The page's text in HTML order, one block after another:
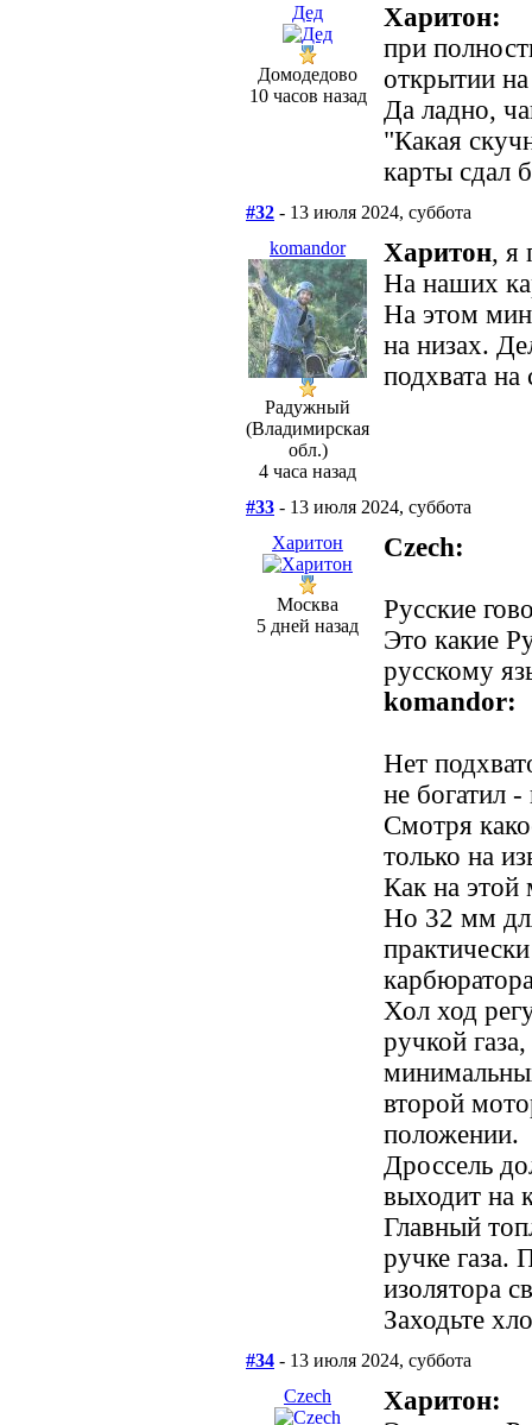
Дед
Домодедово
10 часов назад
Харитон:
при
открытии
Да ладно,
"Какая
карты сдал
#32 - 13 июля 2024, суббота
komandor
Радужный
(Владимирская
обл.)
4 часа назад
Харитон, я
На наших
На этом
на низах.
подхвата
#33 - 13 июля 2024, суббота
Харитон
Москва
5 дней назад
Сzech:
Русские
Это какие
русскому
komandor:
Нет
не богатил
Смотря
только на
Как на этой
Но 32 мм
Хол ход
ручкой
второй
положении.
Дроссель
выходит на
Главный
ручке газа.
изолятора
Заходьте
#34 - 13 июля 2024, суббота
Сzech
Харитон: